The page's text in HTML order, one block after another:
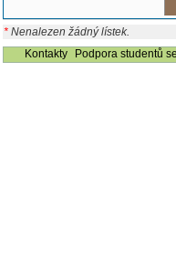
* Nenalezen žádný lístek.
Kontakty
Podpora studentů